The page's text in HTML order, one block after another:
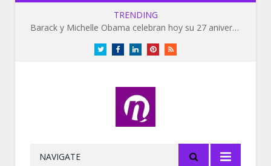
TRENDING
Barack y Michelle Obama celebran hoy su 27 aniversario de bodas
TwitterFacebookLinkedInPinterestRSS
NAVIGATE